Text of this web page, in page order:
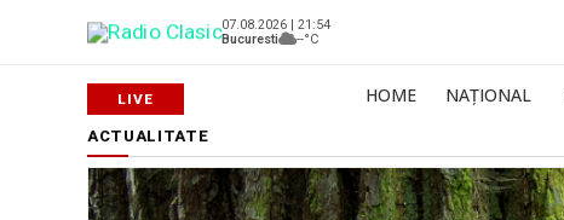
07.08.2026 | 21:54
Bucuresti
--°C
HOME NAȚIONAL
ACTUALITATE